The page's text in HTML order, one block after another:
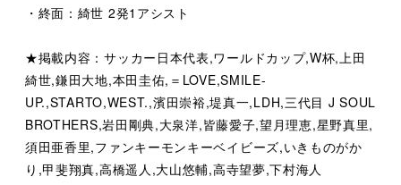
・終面：綺世 2発1アシスト
★掲載内容：サッカー日本代表,ワールドカップ,W杯,上田
綺世,鎌田大地,本田圭佑,＝LOVE,SMILE-
UP.,STARTO,WEST.,濱田崇裕,堤真一,LDH,三代目 J SOUL
BROTHERS,岩田剛典,大泉洋,皆藤愛子,望月理恵,星野真里,
須田亜香里,ファンキーモンキーベイビーズ,いきものがか
り,甲斐翔真,高橋遥人,大山悠輔,高寺望夢,下村海人